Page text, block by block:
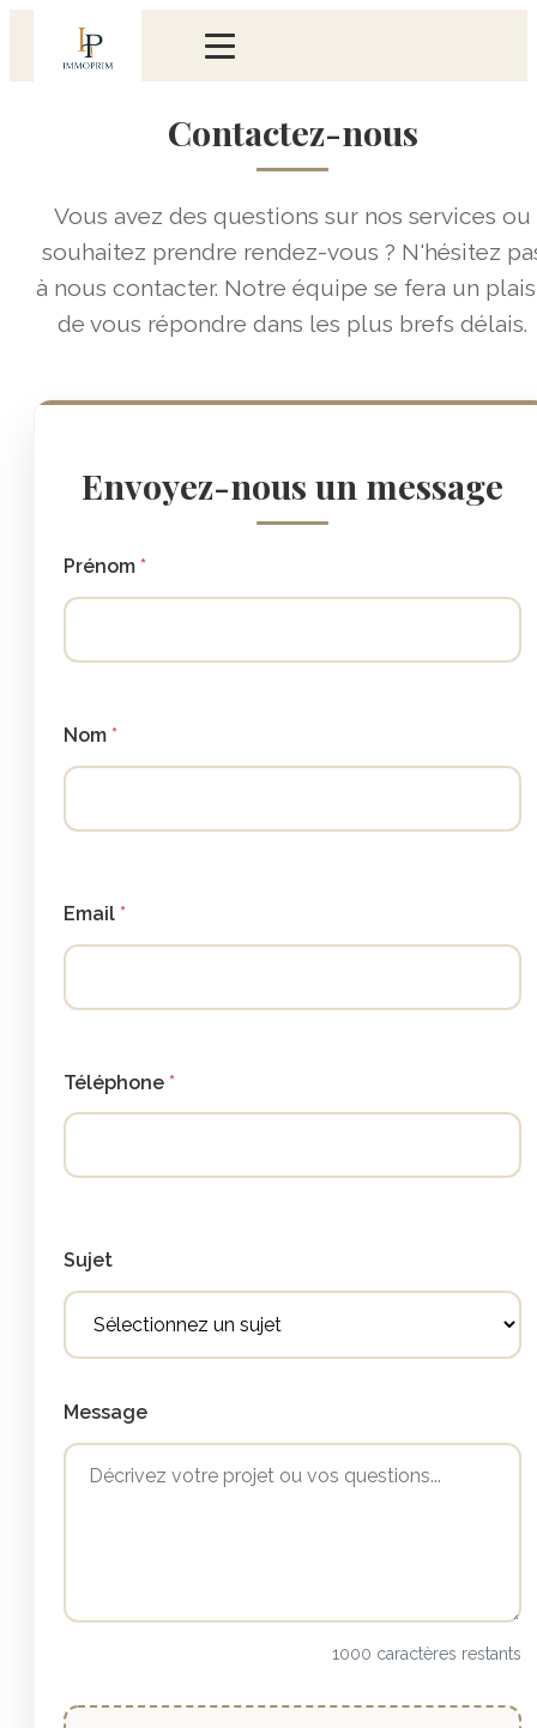
Contactez-nous
Vous avez des questions sur nos services ou
souhaitez prendre rendez-vous ? N'hésitez
à nous contacter. Notre équipe se fera un
de vous répondre dans les plus brefs délais.
Envoyez-nous un message
Prénom
Nom
Email
Téléphone
Sujet
Message
1000 caractères restants